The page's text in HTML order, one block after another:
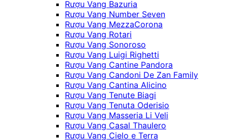
Rượu Vang Bazuria
Rượu Vang Number Seven
Rượu Vang MezzaCorona
Rượu Vang Rotari
Rượu Vang Sonoroso
Rượu Vang Luigi Righetti
Rượu Vang Cantine Pandora
Rượu Vang Candoni De Zan Family
Rượu Vang Cantina Alicino
Rượu Vang Tenute Biagi
Rượu Vang Tenuta Oderisio
Rượu Vang Masseria Li Veli
Rượu Vang Casal Thaulero
Rượu Vang Cielo e Terra